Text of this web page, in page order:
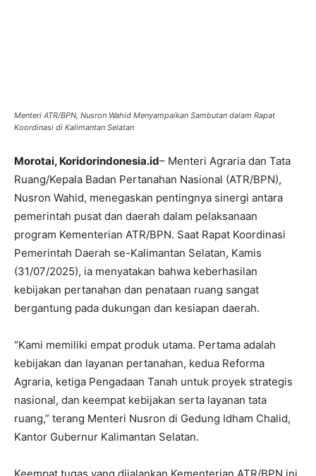
Menteri ATR/BPN, Nusron Wahid Menyampaikan Sambutan dalam Rapat
Koordinasi di Kalimantan Selatan
Morotai, Koridorindonesia.id– Menteri Agraria dan Tata
Ruang/Kepala Badan Pertanahan Nasional (ATR/BPN),
Nusron Wahid, menegaskan pentingnya sinergi antara
pemerintah pusat dan daerah dalam pelaksanaan
program Kementerian ATR/BPN. Saat Rapat Koordinasi
Pemerintah Daerah se-Kalimantan Selatan, Kamis
(31/07/2025), ia menyatakan bahwa keberhasilan
kebijakan pertanahan dan penataan ruang sangat
bergantung pada dukungan dan kesiapan daerah.
‎“Kami memiliki empat produk utama. Pertama adalah
kebijakan dan layanan pertanahan, kedua Reforma
Agraria, ketiga Pengadaan Tanah untuk proyek strategis
nasional, dan keempat kebijakan serta layanan tata
ruang,” terang Menteri Nusron di Gedung Idham Chalid,
Kantor Gubernur Kalimantan Selatan.
‎Keempat tugas yang dijalankan Kementerian ATR/BPN ini